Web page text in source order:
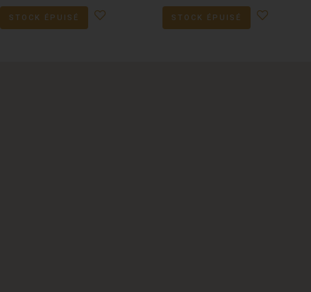
STOCK ÉPUISÉ STOCK ÉPUISÉ